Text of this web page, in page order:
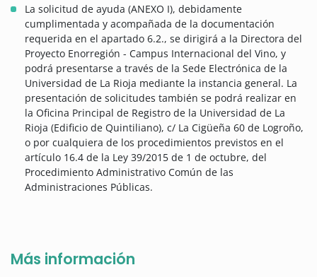
La solicitud de ayuda (ANEXO I), debidamente
cumplimentada y acompañada de la documentación
requerida en el apartado 6.2., se dirigirá a la Directora del
Proyecto Enorregión - Campus Internacional del Vino, y
podrá presentarse a través de la Sede Electrónica de la
Universidad de La Rioja mediante la instancia general. La
presentación de solicitudes también se podrá realizar en
la Oficina Principal de Registro de la Universidad de La
Rioja (Edificio de Quintiliano), c/ La Cigüeña 60 de Logroño,
o por cualquiera de los procedimientos previstos en el
artículo 16.4 de la Ley 39/2015 de 1 de octubre, del
Procedimiento Administrativo Común de las
Administraciones Públicas.
Más información